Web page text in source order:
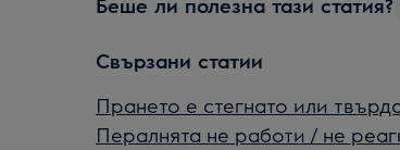
Свързани статии
Прането е стегнато или
Пералнята не работи / не